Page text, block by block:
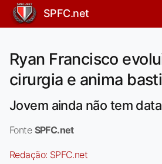
SPFC.net
Ryan Francisco
cirurgia e anima
Jovem ainda não tem
Fonte SPFC.net
Redação: SPFC.net